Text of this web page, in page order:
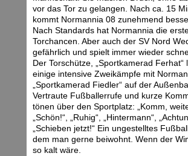
vor das Tor zu gelangen. Nach ca. 15
kommt Normannia 08 zunehmend
Nach Standards hat Normannia die
Torchancen. Aber auch der SV Nord
gefährlich und spielt immer wieder
Der Torschütze, „Sportkamerad Ferhat“
einige intensive Zweikämpfe mit
„Sportkamerad Fiedler“ auf der
Vertraute Fußballerrufe und kurze
tönen über den Sportplatz: „Komm,
„Schön!“, „Ruhig“, „Hintermann“,
„Schieben jetzt!“ Ein ungestelltes
dem man gerne beiwohnt. Wenn der
so kalt wäre.